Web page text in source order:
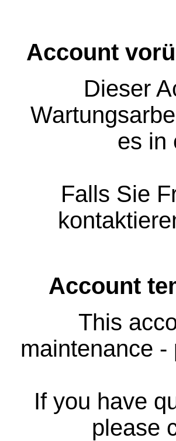
Account
Dieser
es in
Falls Sie
Account
This
maintenance
If you have
please